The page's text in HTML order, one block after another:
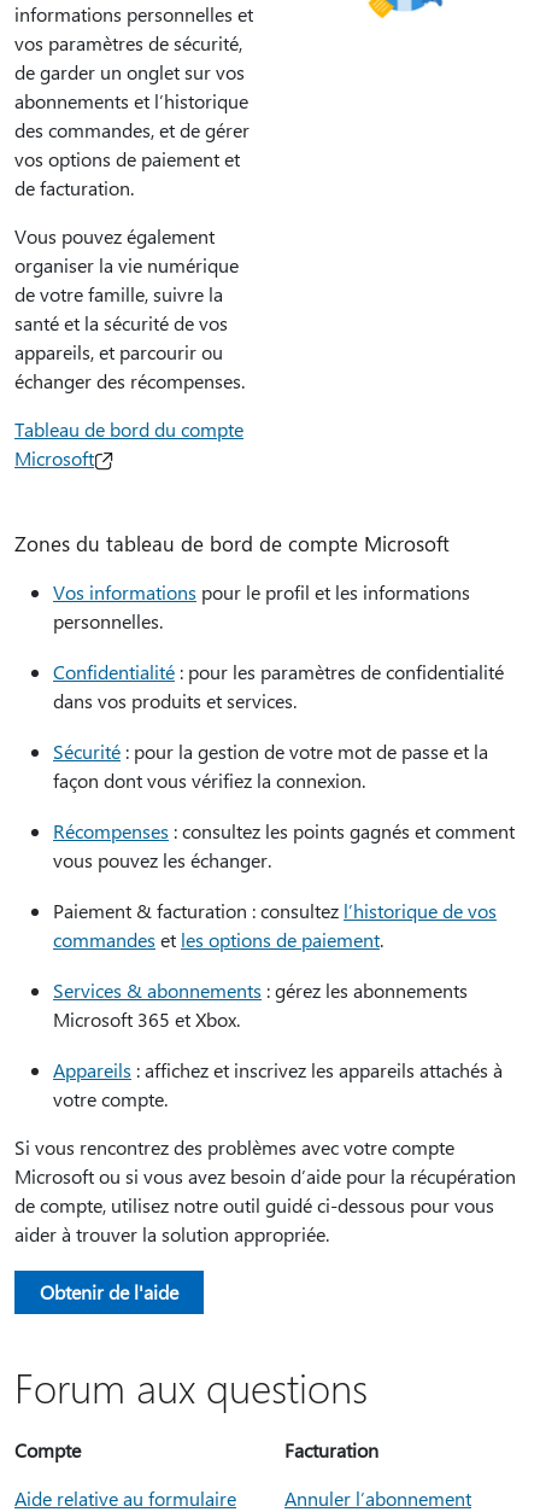
informations personnelles et
vos paramètres de sécurité,
de garder un onglet sur vos
abonnements et l’historique
des commandes, et de gérer
vos options de paiement et
de facturation.
Vous pouvez également
organiser la vie numérique
de votre famille, suivre la
santé et la sécurité de vos
appareils, et parcourir ou
échanger des récompenses.
Tableau de bord du compte
Microsoft
Zones du tableau de bord de compte Microsoft
Vos informations pour le profil et les informations
personnelles.
Confidentialité : pour les paramètres de confidentialité
dans vos produits et services.
Sécurité : pour la gestion de votre mot de passe et la
façon dont vous vérifiez la connexion.
Récompenses : consultez les points gagnés et comment
vous pouvez les échanger.
Paiement & facturation : consultez l’historique de vos
commandes et les options de paiement.
Services & abonnements : gérez les abonnements
Microsoft 365 et Xbox.
Appareils : affichez et inscrivez les appareils attachés à
votre compte.
Si vous rencontrez des problèmes avec votre compte
Microsoft ou si vous avez besoin d’aide pour la récupération
de compte, utilisez notre outil guidé ci-dessous pour vous
aider à trouver la solution appropriée.
Obtenir de l'aide
Forum aux questions
Compte
Aide relative au formulaire
Facturation
Annuler l’abonnement